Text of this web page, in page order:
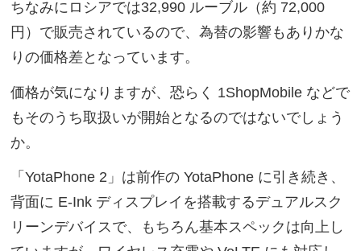
ちなみにロシアでは32,990 ルーブル（約 72,000
円）で販売されているので、為替の影響もありかな
りの価格差となっています。
価格が気になりますが、恐らく 1ShopMobile などで
もそのうち取扱いが開始となるのではないでしょう
か。
「YotaPhone 2」は前作の YotaPhone に引き続き、
背面に E-Ink ディスプレイを搭載するデュアルスク
リーンデバイスで、もちろん基本スペックは向上し